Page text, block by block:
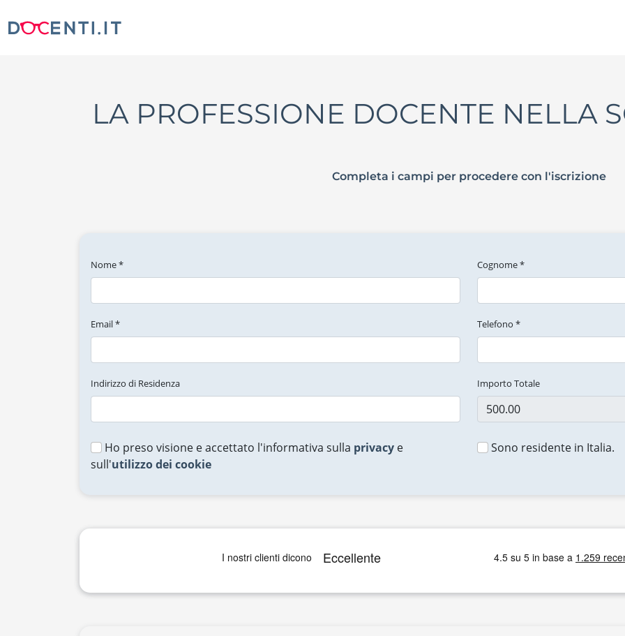
LA PROFESSIONE DOCENTE NELLA
Completa i campi per procedere con l'iscrizione
Nome * Cognome *
Email * Telefono *
Indirizzo di Residenza Importo Totale
Ho preso visione e accettato l'informativa sulla privacy e
sull'utilizzo dei cookie
Sono residente in Italia.